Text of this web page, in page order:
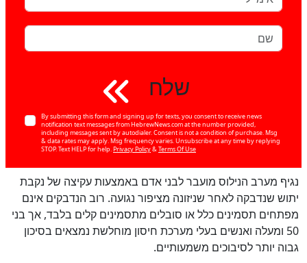
שלח
By submitting this form and signing up for texts, you consent to receive news
notification text messages from HebrewNews.com at the number provided,
including messages sent by autodialer. Consent is not a condition of purchase. Msg
& data rates may apply. Msg frequency varies. Unsubscribe at any time by replying
STOP. Text HELP for help. Privacy Policy& Terms Of Use
נגיף מערב הנילוס מועבר לבני אדם באמצעות עקיצה של נקבת
יתוש שנדבקה לאחר שניזונה מציפור נגועה. רוב הנדבקים אינם
מפתחים תסמינים כלל או סובלים מתסמינים קלים בלבד, אך בני
50 ומעלה ואנשים בעלי מערכת חיסון מוחלשת נמצאים בסיכון
גבוה יותר לסיבוכים משמעותיים.